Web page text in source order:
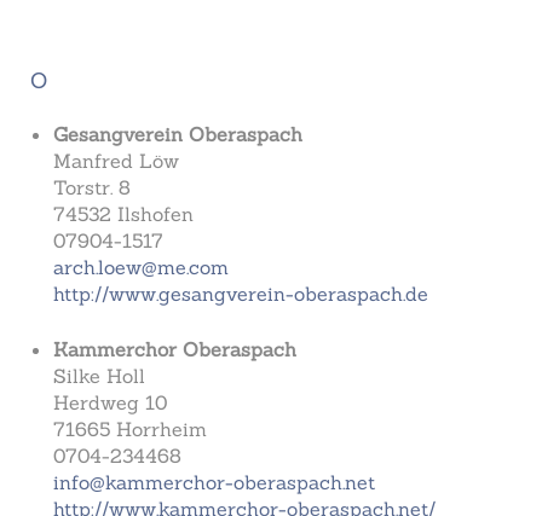
O
Gesangverein Oberaspach
Manfred Löw
Torstr. 8
74532 Ilshofen
07904-1517
arch.loew@me.com
http://www.gesangverein-oberaspach.de
Kammerchor Oberaspach
Silke Holl
Herdweg 10
71665 Horrheim
0704-234468
info@kammerchor-oberaspach.net
http://www.kammerchor-oberaspach.net/